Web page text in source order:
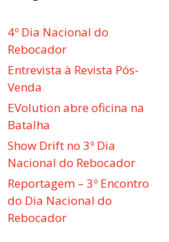
4º Dia Nacional do
Rebocador
Entrevista à Revista Pós-
Venda
EVolution abre oficina na
Batalha
Show Drift no 3º Dia
Nacional do Rebocador
Reportagem – 3º Encontro
do Dia Nacional do
Rebocador